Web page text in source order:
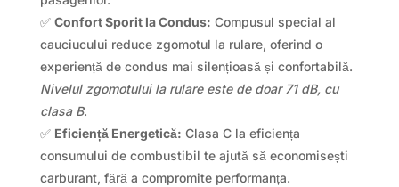
✅ Confort Sporit la Condus: Compusul special al
cauciucului reduce zgomotul la rulare, oferind o
experiență de condus mai silențioasă și confortabilă.
Nivelul zgomotului la rulare este de doar 71 dB, cu
clasa B.
✅ Eficiență Energetică: Clasa C la eficiența
consumului de combustibil te ajută să economisești
carburant, fără a compromite performanța.